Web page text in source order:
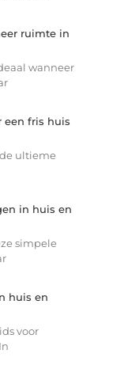
ruimte in
wanneer
een fris huis
ultieme
in huis en
simpele
huis en
voor